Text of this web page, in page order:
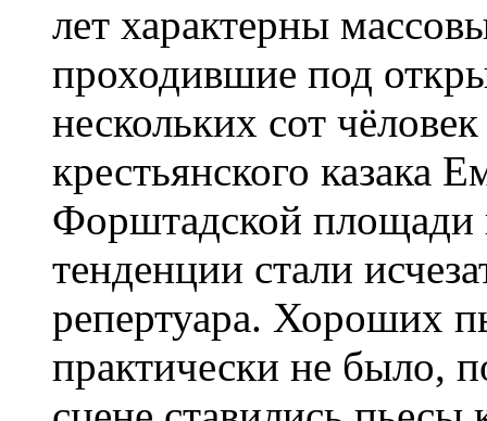
лет характерны
проходившие под
нескольких сот
крестьянского казака
Форштадской площади
тенденции стали
репертуара. Хороших
практически не было,